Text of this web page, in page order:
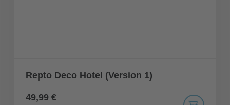
Repto Deco Hotel (Version 1)
49,99 €